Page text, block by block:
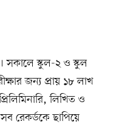
সকালে স্কুল-২ ও স্কুল
জন্য প্রায় ১৮ লাখ
লিখিত ও
রেকর্ডকে ছাপিয়ে